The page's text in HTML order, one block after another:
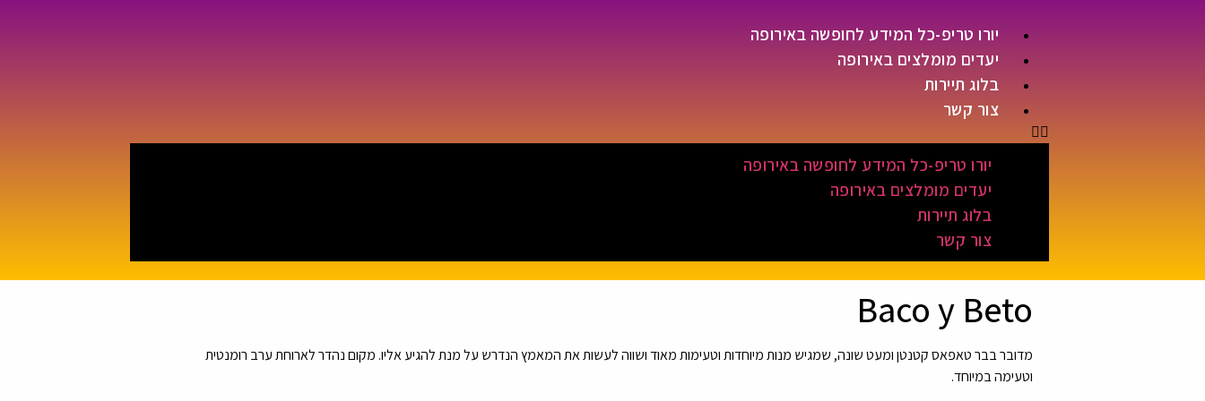
יורו טריפ-כל המידע לחופשה באירופה
יעדים מומלצים באירופה
בלוג תיירות
צור קשר
יורו טריפ-כל המידע לחופשה באירופה
יעדים מומלצים באירופה
בלוג תיירות
צור קשר
Baco y Beto
מדובר בבר טאפאס קטנטן ומעט שונה, שמגיש מנות מיוחדות וטעימות מאוד ושווה לעשות את המאמץ הנדרש על מנת להגיע אליו. מקום נהדר לארוחת ערב רומנטית
וטעימה במיוחד.